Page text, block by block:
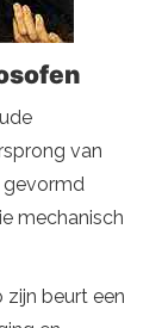
van
gevormd
mechanisch
beurt een